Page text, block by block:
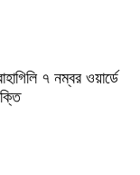
৭ নম্বর ওয়ার্ডে